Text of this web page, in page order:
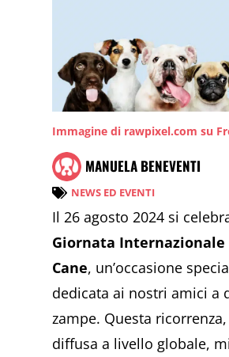
Immagine di rawpixel.com su
MANUELA BENEVENTI
NEWS ED EVENTI
Il 26 agosto 2024 si
Giornata Internazionale
Cane, un’occasione
dedicata ai nostri amici a
zampe. Questa
diffusa a livello globale,